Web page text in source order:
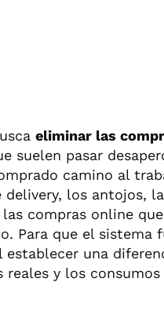
eliminar las
suelen pasar
camino al
delivery, los antojos,
compras online
Para que el sistema
establecer una
reales y los